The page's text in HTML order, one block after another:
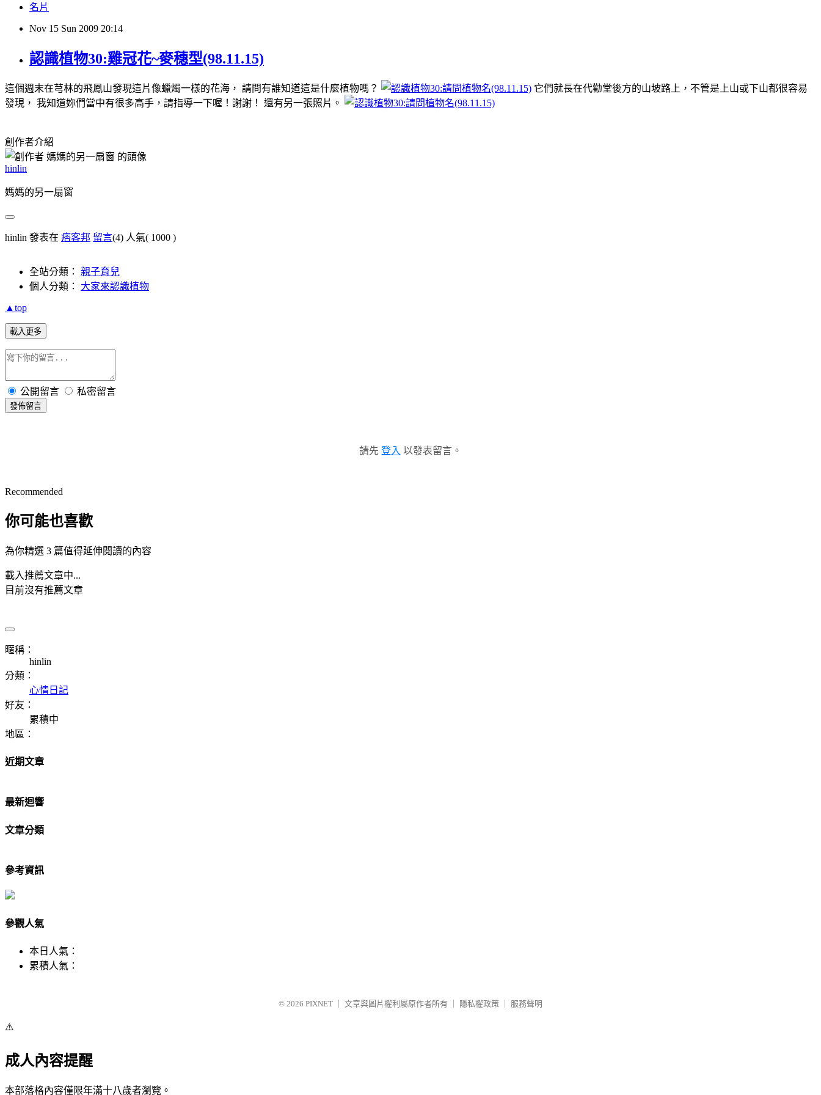
名片
Nov 15 Sun 2009 20:14
認識植物30:雞冠花~麥穗型(98.11.15)
這個週末在芎林的飛鳳山發現這片像蠟燭一樣的花海， 請問有誰知道這是什麼植物嗎？
它們就長在代勸堂後方的山坡路上，不管是上山或下山都很容易
發現， 我知道妳們當中有很多高手，請指導一下喔！謝謝！ 還有另一張照片。
創作者介紹
hinlin
媽媽的另一扇窗
hinlin 發表在 痞客邦 留言(4) 人氣( 1000 )
全站分類： 親子育兒
個人分類： 大家來認識植物
▲top
載入更多
公開留言 私密留言
發佈留言
請先 登入 以發表留言。
Recommended
你可能也喜歡
為你精選 3 篇值得延伸閱讀的內容
載入推薦文章中...
目前沒有推薦文章
暱稱：
hinlin
分類：
心情日記
好友：
累積中
地區：
近期文章
最新迴響
文章分類
參考資訊
參觀人氣
本日人氣：
累積人氣：
© 2026 PIXNET 文章與圖片權利屬原作者所有 隱私權政策 服務聲明
⚠️
成人內容提醒
本部落格內容僅限年滿十八歲者瀏覽。